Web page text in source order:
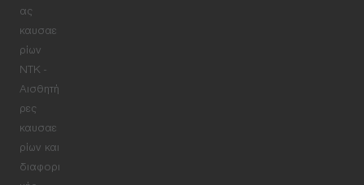
ας
καυσαε
ρίων
NTK -
Αισθητή
ρες
καυσαε
ρίων και
διαφορι